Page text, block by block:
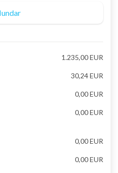
1.235,00 EUR
30,24 EUR
0,00 EUR
0,00 EUR
0,00 EUR
0,00 EUR